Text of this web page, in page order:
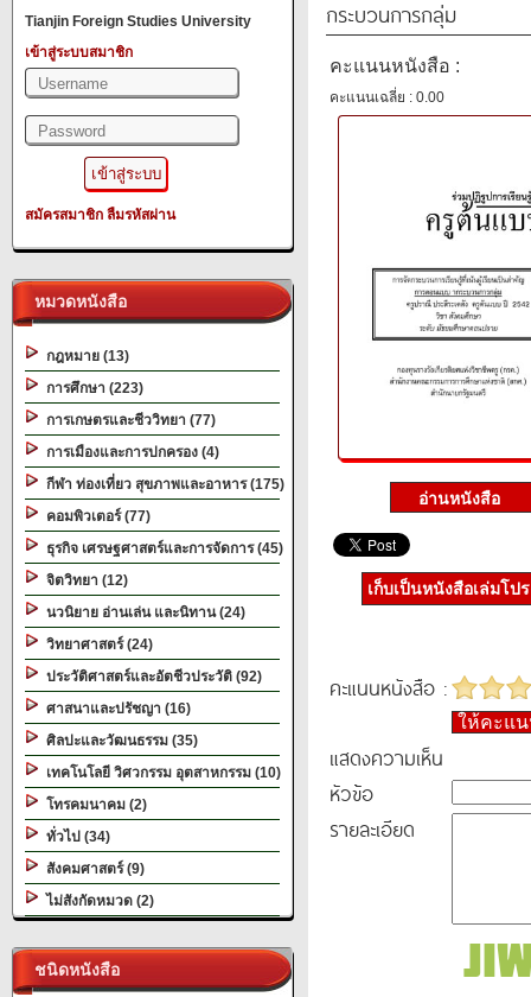
Tianjin Foreign Studies University
เข้าสู่ระบบสมาชิก
สมัครสมาชิก ลืมรหัสผ่าน
หมวดหนังสือ
กฎหมาย (13)
การศึกษา (223)
การเกษตรและชีววิทยา (77)
การเมืองและการปกครอง (4)
กีฬา ท่องเที่ยว สุขภาพและอาหาร (175)
คอมพิวเตอร์ (77)
ธุรกิจ เศรษฐศาสตร์และการจัดการ (45)
จิตวิทยา (12)
นวนิยาย อ่านเล่น และนิทาน (24)
วิทยาศาสตร์ (24)
ประวัติศาสตร์และอัตชีวประวัติ (92)
ศาสนาและปรัชญา (16)
ศิลปะและวัฒนธรรม (35)
เทคโนโลยี วิศวกรรม อุตสาหกรรม (10)
โทรคมนาคม (2)
ทั่วไป (34)
สังคมศาสตร์ (9)
ไม่สังกัดหมวด (2)
ชนิดหนังสือ
กระบวนการกลุ่ม
คะแนนหนังสือ :
คะแนนเฉลี่ย : 0.00
เก็บเป็นหนังสือเล่มโป
คะแนนหนังสือ :
ให้คะแ
แสดงความเห็น
หัวข้อ
รายละเอียด